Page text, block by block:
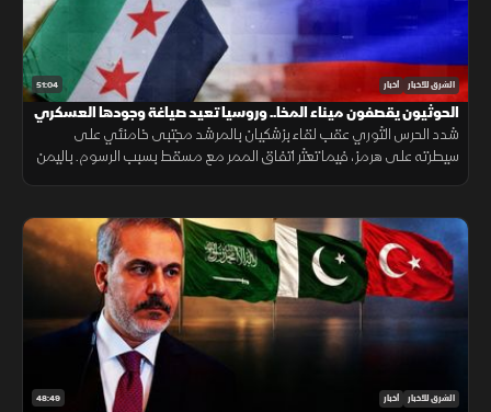
51:04 الشرق للأخبار أخبار
الحوثيون يقصفون ميناء المخا.. وروسيا تعيد صياغة وجودها العسكري
بسوريا
شدد الحرس الثوري عقب لقاء بزشكيان بالمرشد مجتبى خامنئي على
سيطرته على هرمز، فيما تعثر اتفاق الممر مع مسقط بسبب الرسوم. باليمن
48:49 الشرق للأخبار أخبار